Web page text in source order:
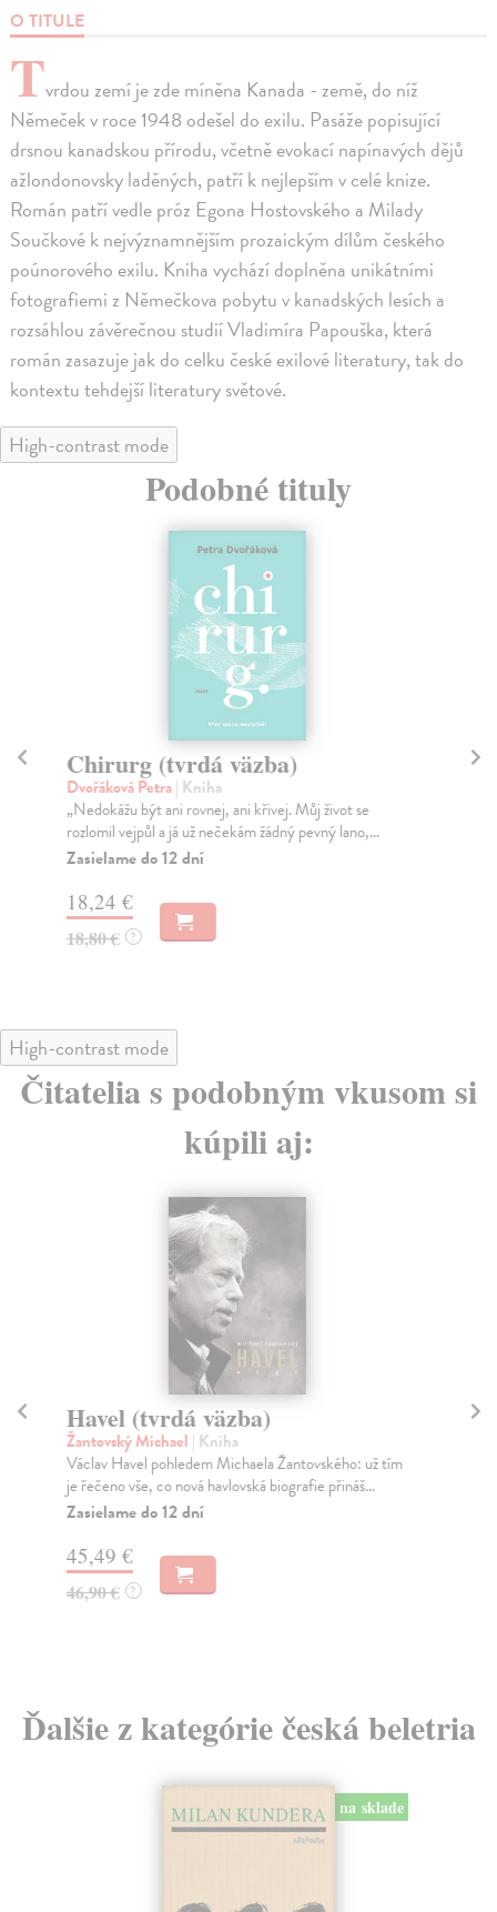
O TITULE
Tvrdou zemí je zde míněna Kanada - země, do níž
Němeček v roce 1948 odešel do exilu. Pasáže popisující
drsnou kanadskou přírodu, včetně evokací napínavých dějů
ažlondonovsky laděných, patří k nejlepším v celé knize.
Román patří vedle próz Egona Hostovského a Milady
Součkové k nejvýznamnějším prozaickým dílům českého
poúnorového exilu. Kniha vychází doplněna unikátními
fotografiemi z Němečkova pobytu v kanadských lesích a
rozsáhlou závěrečnou studií Vladimíra Papouška, která
román zasazuje jak do celku české exilové literatury, tak do
kontextu tehdejší literatury světové.
High-contrast mode
Podobné tituly
Chirurg (tvrdá väzba)
Dvořáková Petra| Kniha
„Nedokážu být ani rovnej, ani křivej. Můj život se
rozlomil vejpůl a já už nečekám žádný pevný lano,...
Zasielame do 12 dní
18,24 €
18,80 € ?
High-contrast mode
Čitatelia s podobným vkusom si
kúpili aj:
Havel (tvrdá väzba)
Žantovský Michael | Kniha
Václav Havel pohledem Michaela Žantovského: už tím
je řečeno vše, co nová havlovská biografie přináš...
Zasielame do 12 dní
45,49 €
46,90 € ?
Ďalšie z kategórie česká beletria
na sklade